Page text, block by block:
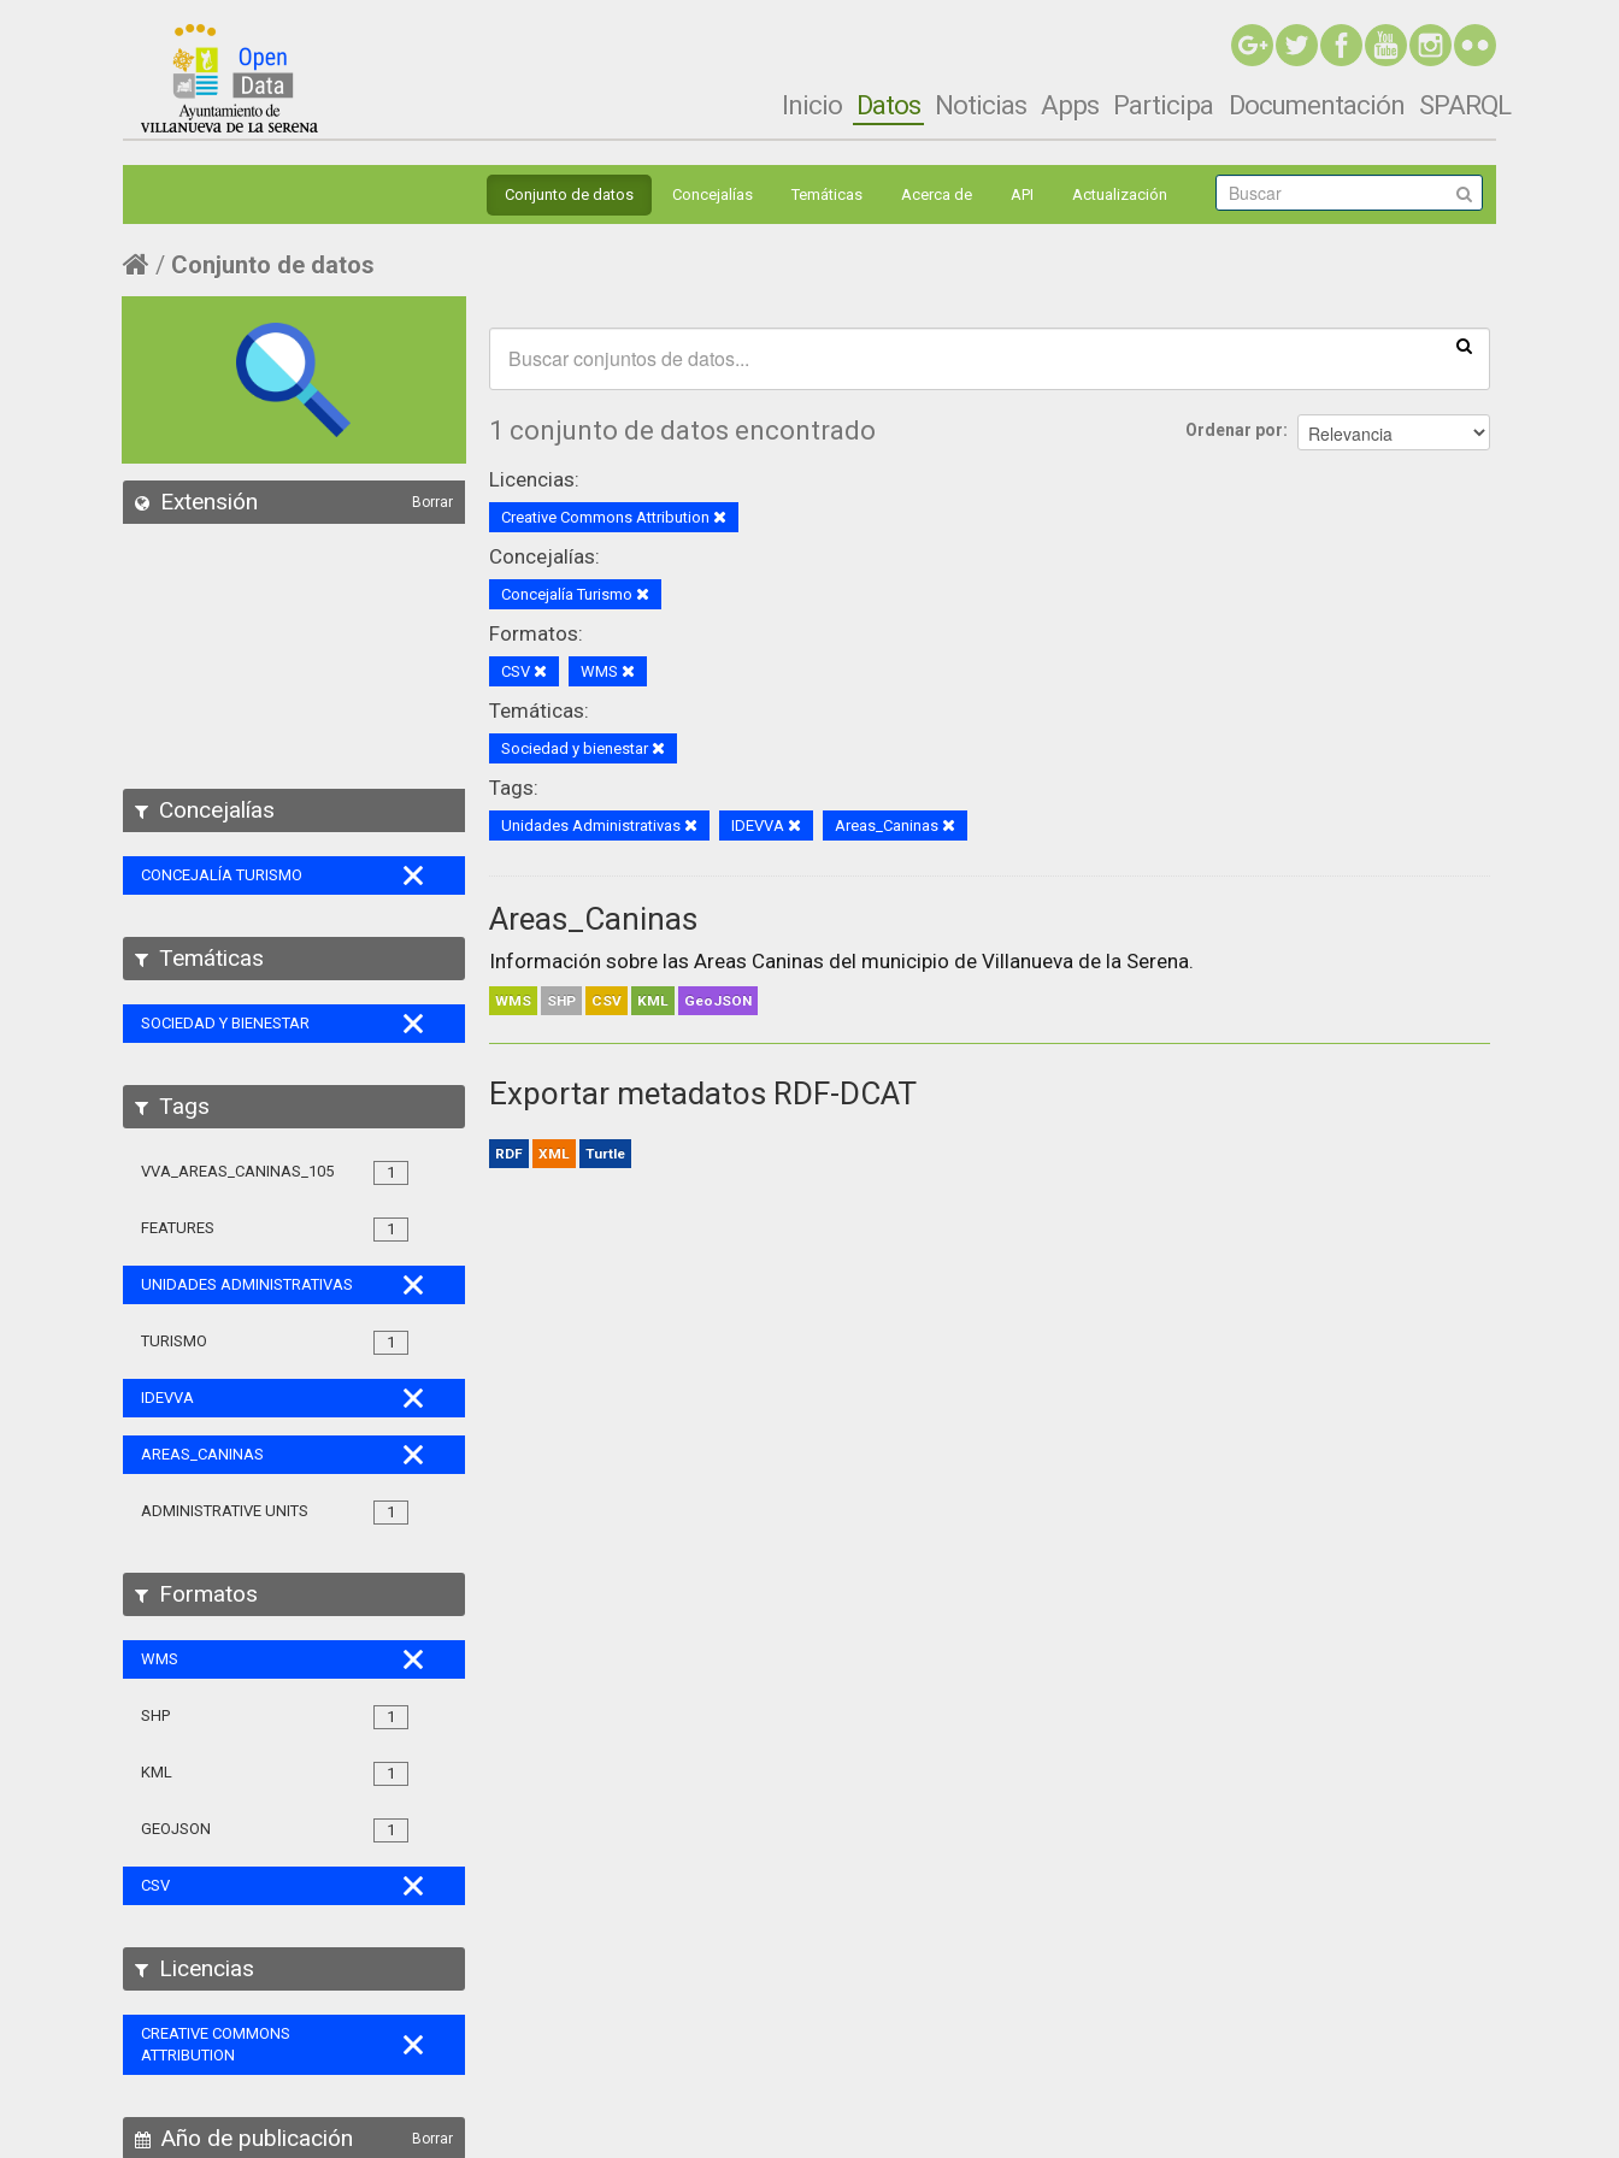
Inicio Datos Noticias Apps Participa Documentación SPARQL
Conjunto de datos Concejalías Temáticas Acerca de API Actualización
Conjunto de datos
Extensión Borrar
Concejalías
CONCEJALÍA TURISMO
Temáticas
SOCIEDAD Y BIENESTAR
Tags
1
VVA_AREAS_CANINAS_105
1
FEATURES
UNIDADES ADMINISTRATIVAS
1
TURISMO
IDEVVA
AREAS_CANINAS
1
ADMINISTRATIVE UNITS
Formatos
WMS
1
SHP
1
KML
1
GEOJSON
CSV
Licencias
CREATIVE COMMONS
ATTRIBUTION
Año de publicación Borrar
Ordenar por
1 conjunto de datos encontrado
Licencias:
Creative Commons Attribution
Concejalías:
Concejalía Turismo
Formatos:
CSV WMS
Temáticas:
Sociedad y bienestar
Tags:
Unidades Administrativas IDEVVA Areas_Caninas
Areas_Caninas
Información sobre las Areas Caninas del municipio de Villanueva de la Serena.
WMS SHP CSV KML GeoJSON
Exportar metadatos RDF-DCAT
RDF XML Turtle